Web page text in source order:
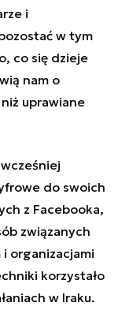
i
w tym
co się dzieje
nam o
uprawiane
do swoich
z Facebooka,
związanych
organizacjami
korzystało
w Iraku.